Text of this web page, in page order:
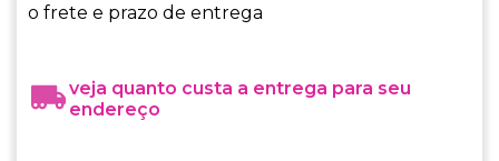
o frete e prazo de entrega
veja quanto custa a entrega para seu
endereço